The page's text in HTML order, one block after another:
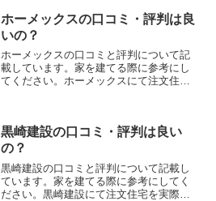
ホーメックスの口コミ・評判は良
いの？
ホーメックスの口コミと評判について記
載しています。家を建てる際に参考にし
てください。ホーメックスにて注文住宅
黒崎建設の口コミ・評判は良い
の？
黒崎建設の口コミと評判について記載し
ています。家を建てる際に参考にしてく
ださい。黒崎建設にて注文住宅を実際に